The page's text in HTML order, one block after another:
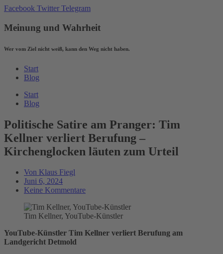
Zum
wechseln
Facebook Twitter Telegram
Meinung und Wahrheit
Wer vom Ziel nicht weiß, kann den Weg nicht haben.
Start
Blog
Start
Blog
Politische Satire am Pranger: Tim
Kellner verliert Berufung –
Kirchenglocken läuten zum Urteil
Von Klaus Fiegl
Juni 6, 2024
Keine Kommentare
Tim Kellner, YouTube-Künstler
YouTube-Künstler Tim Kellner verliert Berufung am
Landgericht Detmold